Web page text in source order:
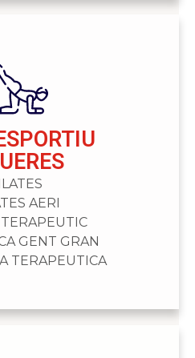
AERI
GENT GRAN
TERAPEUTICA